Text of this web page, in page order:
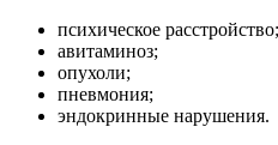
психическое расстройство;
авитаминоз;
опухоли;
пневмония;
эндокринные нарушения.